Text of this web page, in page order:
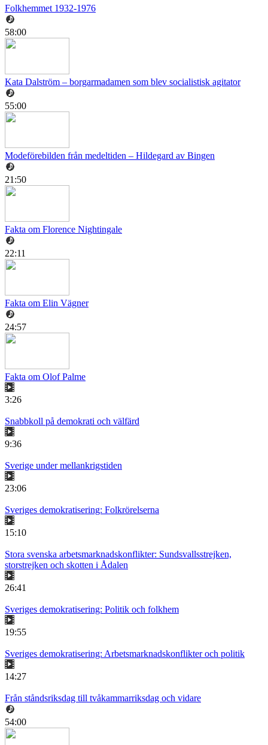
Folkhemmet 1932-1976
58:00
Kata Dalström – borgarmadamen som blev socialistisk agitator
55:00
Modeförebilden från medeltiden – Hildegard av Bingen
21:50
Fakta om Florence Nightingale
22:11
Fakta om Elin Vägner
24:57
Fakta om Olof Palme
3:26
Snabbkoll på demokrati och välfärd
9:36
Sverige under mellankrigstiden
23:06
Sveriges demokratisering: Folkrörelserna
15:10
Stora svenska arbetsmarknadskonflikter: Sundsvallsstrejken,
storstrejken och skotten i Ådalen
26:41
Sveriges demokratisering: Politik och folkhem
19:55
Sveriges demokratisering: Arbetsmarknadskonflikter och politik
14:27
Från ståndsriksdag till tvåkammarriksdag och vidare
54:00